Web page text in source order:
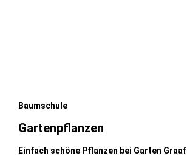
Baumschule
Gartenpflanzen
Einfach schöne Pflanzen bei Garten Graaf